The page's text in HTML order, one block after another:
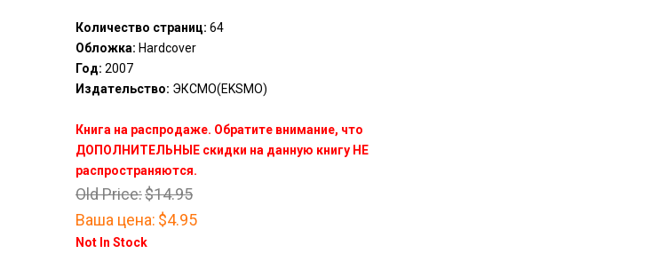
Количество страниц: 64
Обложка: Hardcover
Год: 2007
Издательство: ЭКСМО(EKSMO)
Книга на распродаже. Обратите внимание, что
ДОПОЛНИТЕЛЬНЫЕ скидки на данную книгу НЕ
распространяются.
Old Price:$14.95
Ваша цена: $4.95
Not In Stock